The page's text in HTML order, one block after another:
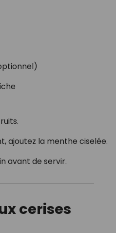
ajoutez la menthe ciselée.
avant de servir.
cerises